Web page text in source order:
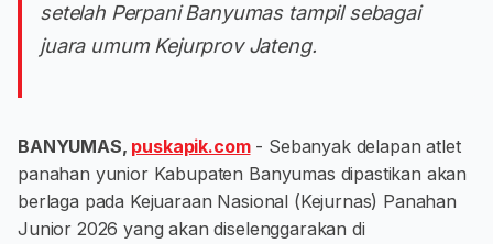
setelah Perpani Banyumas tampil sebagai
juara umum Kejurprov Jateng.
BANYUMAS, puskapik.com- Sebanyak delapan atlet
panahan yunior Kabupaten Banyumas dipastikan akan
berlaga pada Kejuaraan Nasional (Kejurnas) Panahan
Junior 2026 yang akan diselenggarakan di